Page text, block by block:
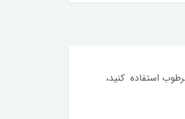
استفاده کنید،